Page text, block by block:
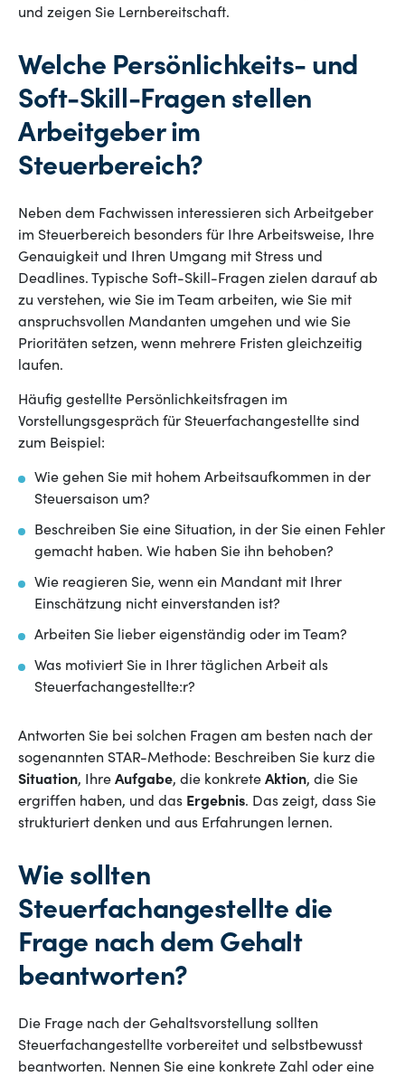
und zeigen Sie Lernbereitschaft.
Welche Persönlichkeits- und
Soft-Skill-Fragen stellen
Arbeitgeber im
Steuerbereich?
Neben dem Fachwissen interessieren sich Arbeitgeber
im Steuerbereich besonders für Ihre Arbeitsweise, Ihre
Genauigkeit und Ihren Umgang mit Stress und
Deadlines. Typische Soft-Skill-Fragen zielen darauf ab
zu verstehen, wie Sie im Team arbeiten, wie Sie mit
anspruchsvollen Mandanten umgehen und wie Sie
Prioritäten setzen, wenn mehrere Fristen gleichzeitig
laufen.
Häufig gestellte Persönlichkeitsfragen im
Vorstellungsgespräch für Steuerfachangestellte sind
zum Beispiel:
Wie gehen Sie mit hohem Arbeitsaufkommen in der
Steuersaison um?
Beschreiben Sie eine Situation, in der Sie einen Fehler
gemacht haben. Wie haben Sie ihn behoben?
Wie reagieren Sie, wenn ein Mandant mit Ihrer
Einschätzung nicht einverstanden ist?
Arbeiten Sie lieber eigenständig oder im Team?
Was motiviert Sie in Ihrer täglichen Arbeit als
Steuerfachangestellte:r?
Antworten Sie bei solchen Fragen am besten nach der
sogenannten STAR-Methode: Beschreiben Sie kurz die
Situation, Ihre Aufgabe, die konkrete Aktion, die Sie
ergriffen haben, und das Ergebnis. Das zeigt, dass Sie
strukturiert denken und aus Erfahrungen lernen.
Wie sollten
Steuerfachangestellte die
Frage nach dem Gehalt
beantworten?
Die Frage nach der Gehaltsvorstellung sollten
Steuerfachangestellte vorbereitet und selbstbewusst
beantworten. Nennen Sie eine konkrete Zahl oder eine